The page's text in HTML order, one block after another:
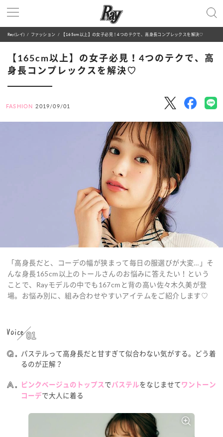
Ray(レイ) ファッション 【165cm以上】の女子必見！4つのテクで、高身長コンプレックスを解決♡
【165cm以上】の女子必見！4つのテクで、高
身長コンプレックスを解決♡
FASHION 2019/09/01
「高身長だと、コーデの幅が狭まって毎日の服選びが大変…」そ
んな身長165cm以上のトールさんのお悩みに答えたい！という
ことで、Rayモデルの中でも167cmと背の高い佐々木久美が登
場。お悩み別に、組み合わせやすいアイテムをご紹介します♡
Voice 01
パステルって高身長だと甘すぎて似合わない気がする。どう着
るのが正解？
ピンクベージュのトップスでパステルをなじませてワントーン
コーデで大人に着る